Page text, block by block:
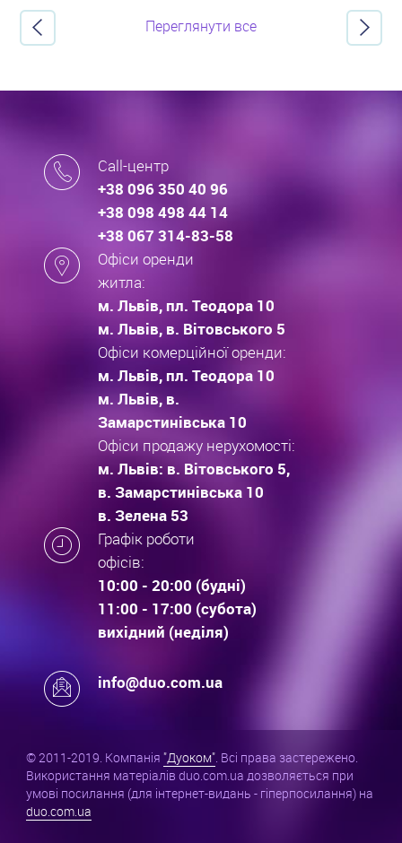
Переглянути все
Call-центр
+38 096 350 40 96
+38 098 498 44 14
+38 067 314-83-58
Офіси оренди
житла:
м. Львів, пл. Теодора 10
м. Львів, в. Вітовського 5
Офіси комерційної оренди:
м. Львів, пл. Теодора 10
м. Львів, в.
Замарстинівська 10
Офіси продажу нерухомості:
м. Львів: в. Вітовського 5,
в. Замарстинівська 10
в. Зелена 53
Графік роботи
офісів:
10:00 - 20:00 (будні)
11:00 - 17:00 (субота)
вихідний (неділя)
info@duo.com.ua
© 2011-2019. Компанія "Дуоком". Всі права застережено.
Використання матеріалів duo.com.ua дозволяється при
умові посилання (для інтернет-видань - гіперпосилання) на
duo.com.ua